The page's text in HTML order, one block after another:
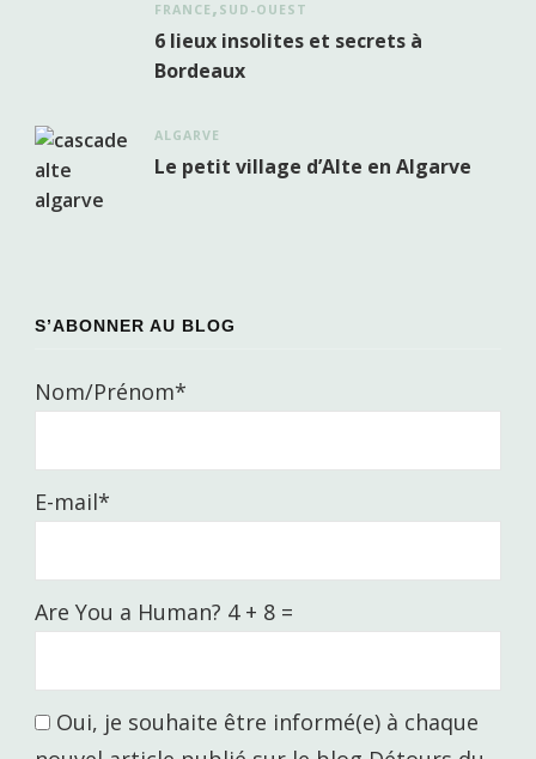
FRANCE SUD-OUEST
6 lieux insolites et secrets à
Bordeaux
ALGARVE
Le petit village d’Alte en Algarve
S’ABONNER AU BLOG
Nom/Prénom*
E-mail*
Are You a Human? 4 + 8 =
Oui, je souhaite être informé(e) à chaque